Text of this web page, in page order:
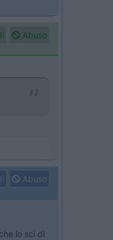
Abuso
Abuso
lo sci di